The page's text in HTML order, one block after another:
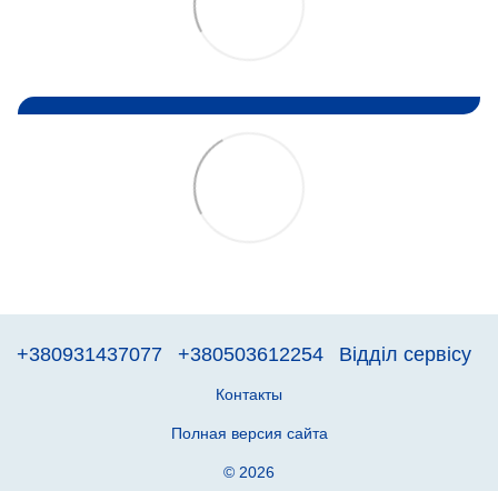
+380931437077 +380503612254 Відділ сервісу
Контакты
Полная версия сайта
© 2026